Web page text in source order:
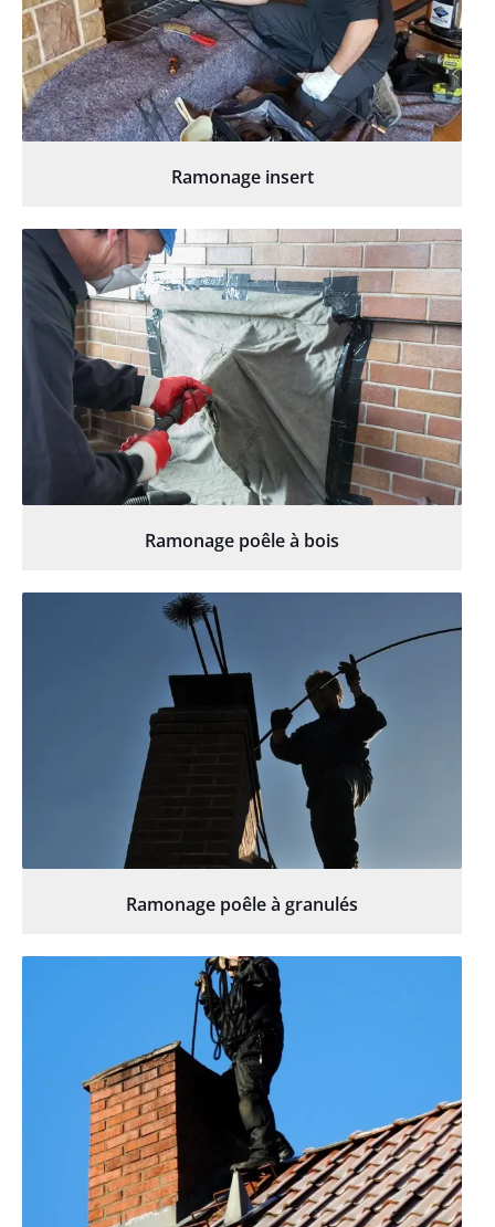
Ramonage insert
Ramonage poêle à bois
Ramonage poêle à granulés